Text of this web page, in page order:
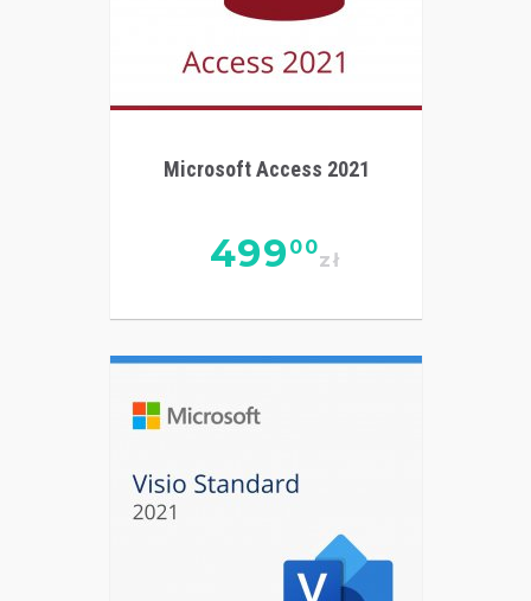
Microsoft Access 2021
499 00
zł